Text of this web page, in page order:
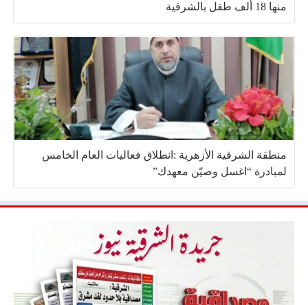
منها 18 ألف طفل بالشرقية
منطقة الشرقية الأزهرية :انطلاق فعاليات العام الخامس
لمبادرة “اغسل وصيّن معهدك”